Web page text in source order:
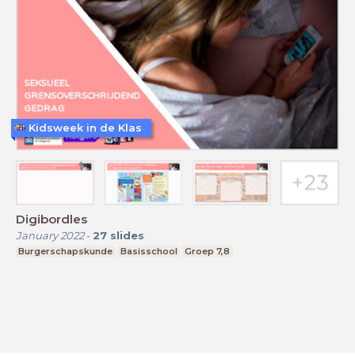
Digibordles
January 2022- 27 slides
Burgerschapskunde Basisschool Groep 7,8
Kidsweek in de Klas